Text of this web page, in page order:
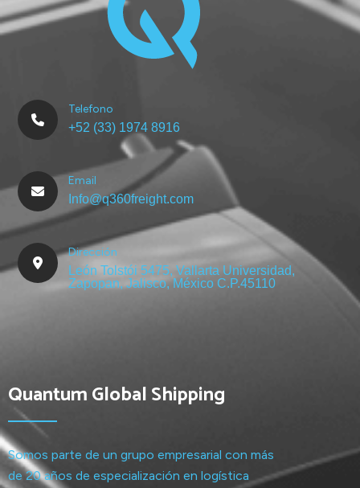
Telefono
+52 (33) 1974 8916
Email
Info@q360freight.com
Dirección
León Tolstói 5475, Vallarta Universidad,
Zapopan, Jalisco, México C.P.45110
Quantum Global Shipping
Somos parte de un grupo empresarial con más
de 20 años de especialización en logística